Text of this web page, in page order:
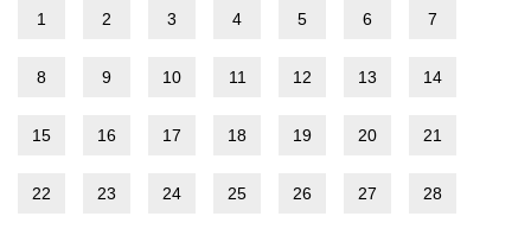
1 2 3 4 5 6 7
8 9 10 11 12 13 14
15 16 17 18 19 20 21
22 23 24 25 26 27 28